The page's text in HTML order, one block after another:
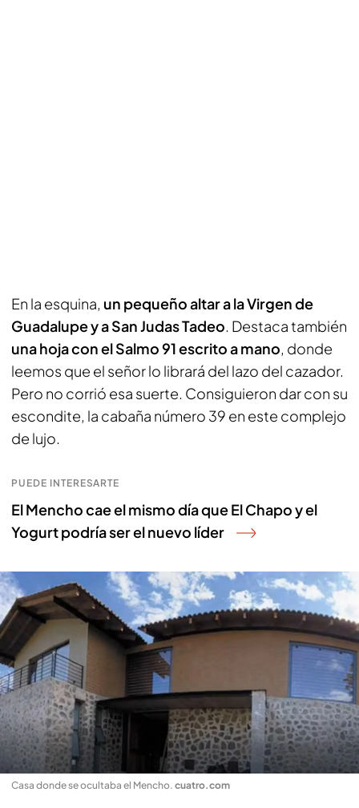
En la esquina, un pequeño altar a la Virgen de
Guadalupe y a San Judas Tadeo. Destaca también
una hoja con el Salmo 91 escrito a mano, donde
leemos que el señor lo librará del lazo del cazador.
Pero no corrió esa suerte. Consiguieron dar con su
escondite, la cabaña número 39 en este complejo
de lujo.
PUEDE INTERESARTE
El Mencho cae el mismo día que El Chapo y el
Yogurt podría ser el nuevo líder
Casa donde se ocultaba el Mencho. cuatro.com